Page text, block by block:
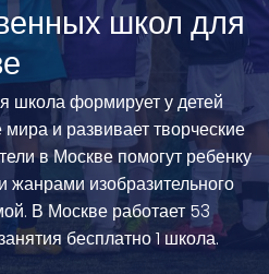
школ для
школа формирует у детей
мира и развивает творческие
в Москве помогут ребенку
жанрами изобразительного
В Москве работает 53
бесплатно 1 школа.